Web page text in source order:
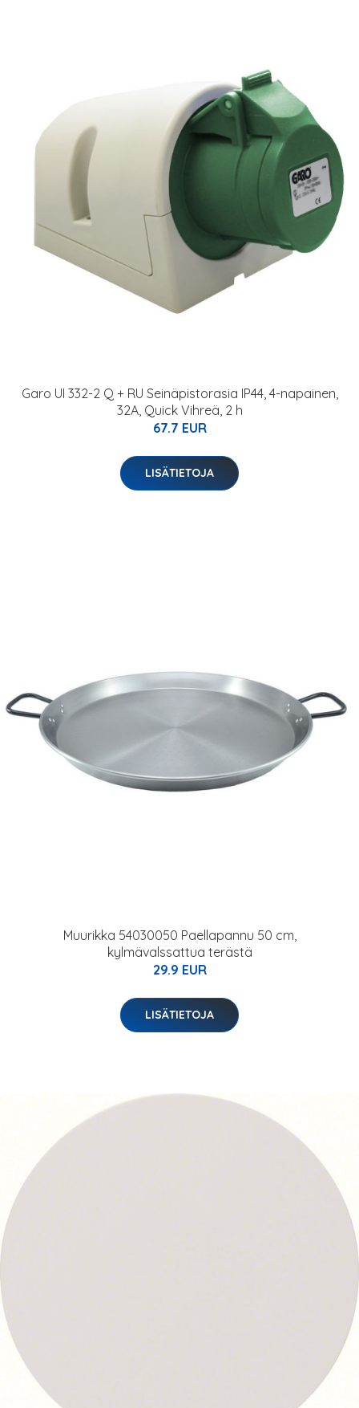
Garo UI 332-2 Q + RU Seinäpistorasia IP44, 4-napainen,
32A, Quick Vihreä, 2 h
67.7 EUR
LISÄTIETOJA
Muurikka 54030050 Paellapannu 50 cm,
kylmävalssattua terästä
29.9 EUR
LISÄTIETOJA